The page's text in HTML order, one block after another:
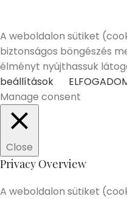
A weboldalon sütiket
biztonságos böngészés
élményt nyújthassuk
beállítások
Manage consent
Close
Privacy Overview
A weboldalon sütiket